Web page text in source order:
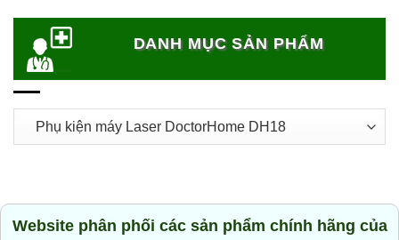
DANH MỤC SẢN PHẨM
Website phân phối các sản phẩm chính hãng của